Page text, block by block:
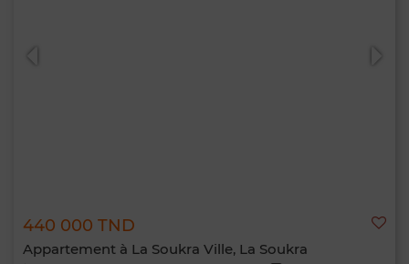
440 000 TND
Appartement à La Soukra Ville, La Soukra